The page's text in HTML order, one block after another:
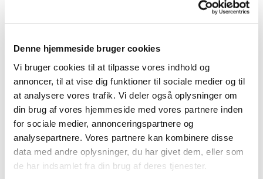
Denne hjemmeside bruger cookies
Vi bruger cookies til at tilpasse vores indhold og
annoncer, til at vise dig funktioner til sociale medier og til
at analysere vores trafik. Vi deler også oplysninger om
din brug af vores hjemmeside med vores partnere inden
for sociale medier, annonceringspartnere og
analysepartnere. Vores partnere kan kombinere disse
data med andre oplysninger, du har givet dem, eller som
de har indsamlet fra din brug af deres tjenester.
Cookiedeklarationen er sidst opdateret d. 22/07/2026
afCookiebot:
Nødvendig (5)
Nødvendige cookies hjælper med at gøre en
hjemmeside brugbar ved at aktivere
grundlæggende funktioner såsom side-navigation
og adgang til sikre områder af hjemmesiden.
Hjemmesiden kan ikke fungere ordentligt uden
disse cookies.
Navn Udbyder Formål
Maksimal
__cf_bm
hcaptcha.
Benyttes til at